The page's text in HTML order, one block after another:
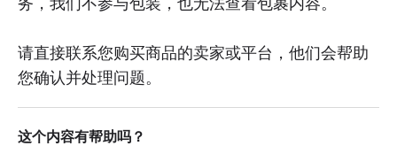
请直接联系您购买商品的卖家或平台，他们会帮助
您确认并处理问题。
这个内容有帮助吗？